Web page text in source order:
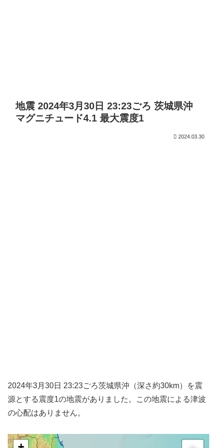
地震 2024年3月30日 23:23ごろ 茨城県沖
マグニチュード4.1 最大震度1
2024.03.30
2024年3月30日 23:23ごろ茨城県沖（深さ約30km）を震
源とする震度1の地震がありました。この地震による津波
の心配はありません。